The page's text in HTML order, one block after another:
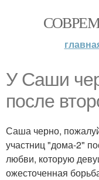
У Саши
после
Саша черно,
участниц "дома-2"
любви, которую
ожесточенная